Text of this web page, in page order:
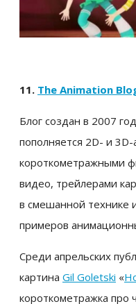
11. The Animation
Блог создан в 2007
пополняется 2D- и
короткометражными
видео, трейлерами
в смешанной технике
примеров
Среди апрельских
картина Gil Goletski «
короткометражка про